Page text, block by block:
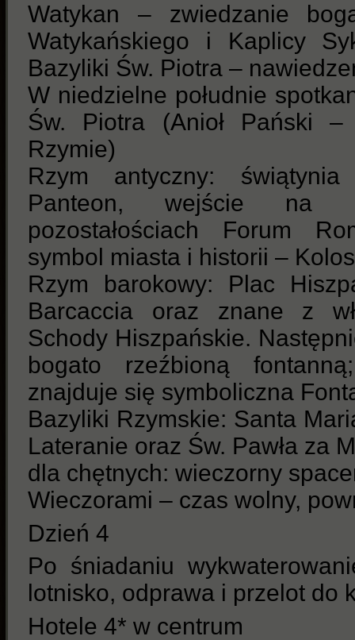
Watykan – zwiedzanie
Watykańskiego i Kaplicy
Bazyliki Św. Piotra –
W niedzielne południe
Św. Piotra (Anioł Pański
Rzymie)
Rzym antyczny:
Panteon, wejście na
pozostałościach Forum
symbol miasta i historii –
Rzym barokowy: Plac
Barcaccia oraz znane z
Schody Hiszpańskie.
bogato rzeźbioną
znajduje się symboliczna
Bazyliki Rzymskie: Santa
Lateranie oraz Św. Pawła za
dla chętnych: wieczorny
Wieczorami – czas wolny,
Dzień 4
Po śniadaniu
lotnisko, odprawa i przelot do
Hotele 4* w centrum